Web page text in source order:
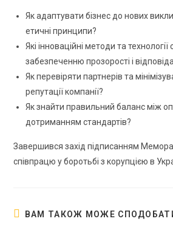
Як адаптувати бізнес до нових
етичні принципи?
Які інноваційні методи та
забезпеченню прозорості і
Як перевіряти партнерів та
репутації компанії?
Як знайти правильний баланс між
дотриманням стандартів?
Завершився захід підписанням
співпрацю у боротьбі з корупцією в
ВАМ ТАКОЖ МОЖЕ